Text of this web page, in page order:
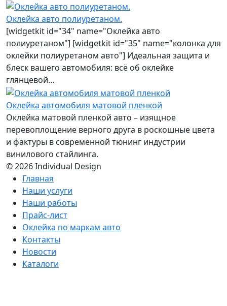
Оклейка авто полиуретаном.
[widgetkit id="34" name="Оклейка авто
полиуретаном"] [widgetkit id="35" name="колонка для
оклейки полиуретаном авто"] Идеальная защита и
блеск вашего автомобиля: всё об оклейке
глянцевой…
Оклейка автомобиля матовой пленкой
Оклейка матовой пленкой авто – изящное
перевоплощение верного друга в роскошные цвета
и фактуры в современной тюнинг индустрии
винилового стайлинга.
© 2026 Individual Design
Главная
Наши услуги
Наши работы
Прайс-лист
Оклейка по маркам авто
Контакты
Новости
Каталоги